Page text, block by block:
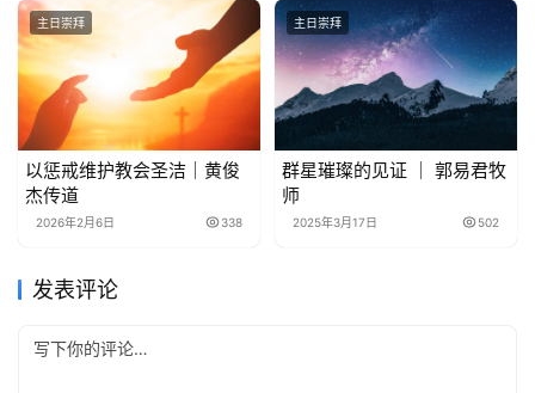
主日崇拜
以惩戒维护教会圣洁｜黄俊
杰传道
2026年2月6日 338
主日崇拜
群星璀璨的见证 ｜ 郭易君牧
师
2025年3月17日 502
发表评论